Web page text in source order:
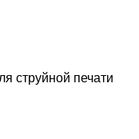
струйной печати